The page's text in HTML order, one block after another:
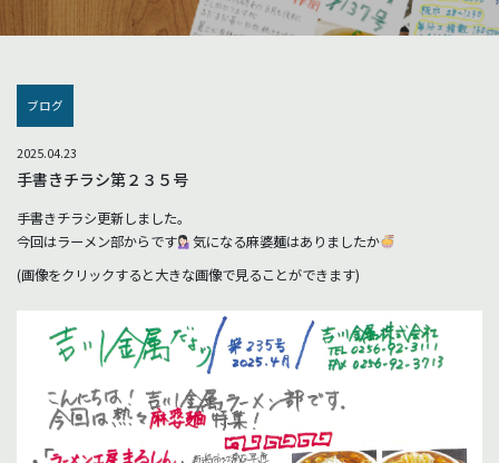
ブログ
2025.04.23
手書きチラシ第２３５号
手書きチラシ更新しました。
今回はラーメン部からです
気になる麻婆麺はありましたか
(画像をクリックすると大きな画像で見ることができます)